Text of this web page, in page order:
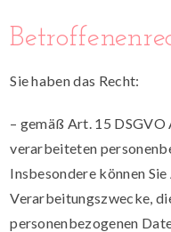
Sie haben das Recht:
– gemäß Art. 15
verarbeiteten
Insbesondere können
Verarbeitungszwecke,
personenbezogenen